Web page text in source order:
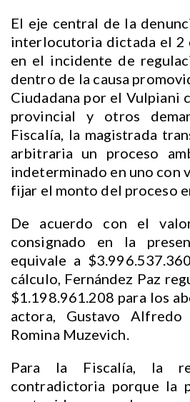
El eje central de la
interlocutoria dictada el 2
en el incidente de
dentro de la causa
Ciudadana por el Vulpiani
provincial y otros
Fiscalía, la magistrada
arbitraria un proceso
indeterminado en uno con
fijar el monto del proceso
De acuerdo con el
consignado en la
equivale a
cálculo, Fernández Paz
$1.198.961.208 para los
actora, Gustavo
Romina Muzevich.
Para la Fiscalía, la
contradictoria porque la